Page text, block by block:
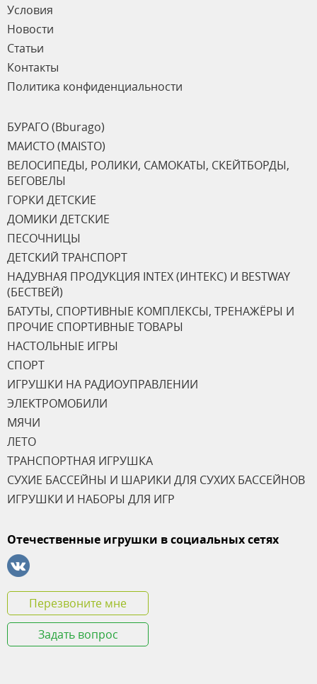
Условия
Новости
Статьи
Контакты
Политика конфиденциальности
БУРАГО (Bburago)
МАИСТО (MAISTO)
ВЕЛОСИПЕДЫ, РОЛИКИ, САМОКАТЫ, СКЕЙТБОРДЫ,
БЕГОВЕЛЫ
ГОРКИ ДЕТСКИЕ
ДОМИКИ ДЕТСКИЕ
ПЕСОЧНИЦЫ
ДЕТСКИЙ ТРАНСПОРТ
НАДУВНАЯ ПРОДУКЦИЯ INTEX (ИНТЕКС) И BESTWAY
(БЕСТВЕЙ)
БАТУТЫ, СПОРТИВНЫЕ КОМПЛЕКСЫ, ТРЕНАЖЁРЫ И
ПРОЧИЕ СПОРТИВНЫЕ ТОВАРЫ
НАСТОЛЬНЫЕ ИГРЫ
СПОРТ
ИГРУШКИ НА РАДИОУПРАВЛЕНИИ
ЭЛЕКТРОМОБИЛИ
МЯЧИ
ЛЕТО
ТРАНСПОРТНАЯ ИГРУШКА
СУХИЕ БАССЕЙНЫ И ШАРИКИ ДЛЯ СУХИХ БАССЕЙНОВ
ИГРУШКИ И НАБОРЫ ДЛЯ ИГР
Отечественные игрушки в социальных сетях
Перезвоните мне
Задать вопрос